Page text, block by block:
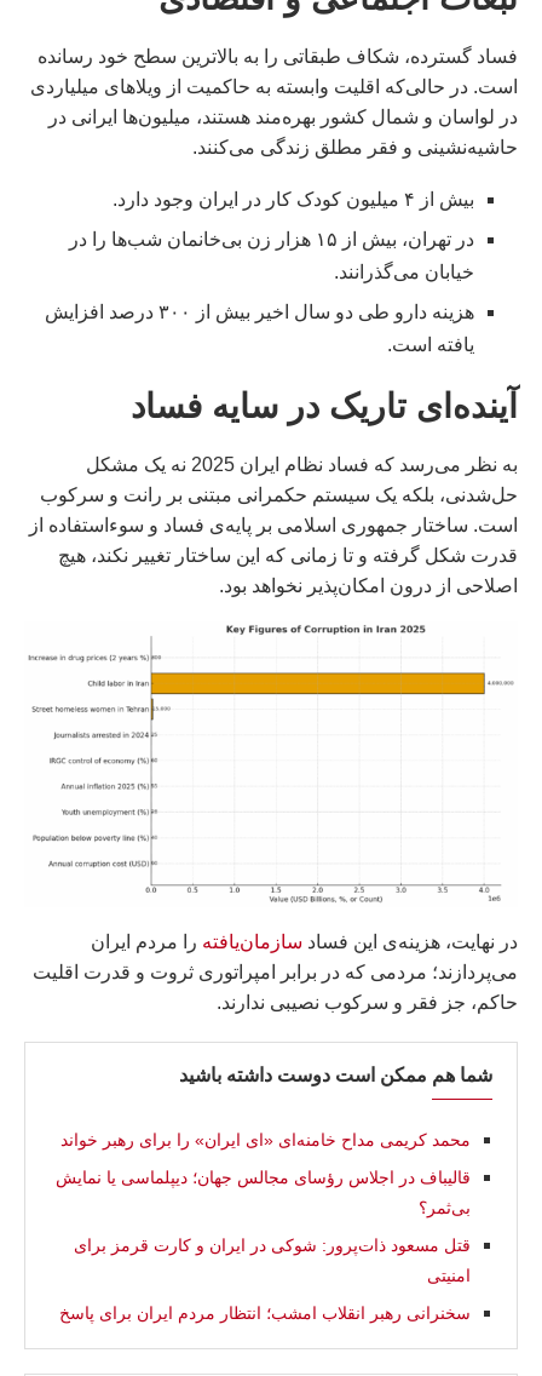
فساد گسترده، شکاف طبقاتی را به بالاترین سطح خود رسانده
است. در حالی‌که اقلیت وابسته به حاکمیت از ویلاهای میلیاردی
در لواسان و شمال کشور بهره‌مند هستند، میلیون‌ها ایرانی در
حاشیه‌نشینی و فقر مطلق زندگی می‌کنند.
بیش از ۴ میلیون کودک کار در ایران وجود دارد.
در تهران، بیش از ۱۵ هزار زن بی‌خانمان شب‌ها را در
خیابان می‌گذرانند.
هزینه دارو طی دو سال اخیر بیش از ۳۰۰ درصد افزایش
یافته است.
آینده‌ای تاریک در سایه فساد
به نظر می‌رسد که فساد نظام ایران 2025 نه یک مشکل
حل‌شدنی، بلکه یک سیستم حکمرانی مبتنی بر رانت و سرکوب
است. ساختار جمهوری اسلامی بر پایه‌ی فساد و سوءاستفاده از
قدرت شکل گرفته و تا زمانی که این ساختار تغییر نکند، هیچ
اصلاحی از درون امکان‌پذیر نخواهد بود.
در نهایت، هزینه‌ی این فساد سازمان‌یافته را مردم ایران
می‌پردازند؛ مردمی که در برابر امپراتوری ثروت و قدرت اقلیت
حاکم، جز فقر و سرکوب نصیبی ندارند.
شما هم ممکن است دوست داشته باشید
محمد کریمی مداح خامنه‌ای «ای ایران» را برای رهبر خواند
قالیباف در اجلاس رؤسای مجالس جهان؛ دیپلماسی یا نمایش
بی‌ثمر؟
قتل مسعود ذات‌پرور: شوکی در ایران و کارت قرمز برای
امنیتی
سخنرانی رهبر انقلاب امشب؛ انتظار مردم ایران برای پاسخ